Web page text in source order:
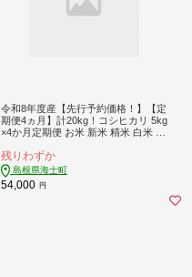
令和8年度産【先行予約価格！】【定
期便4ヵ月】計20kg！コシヒカリ 5kg
×4か月定期便 お米 新米 精米 白米 ご
お米 おこめ 国産 コメ ライス
残りわずか
島根県海士町
54,000 円